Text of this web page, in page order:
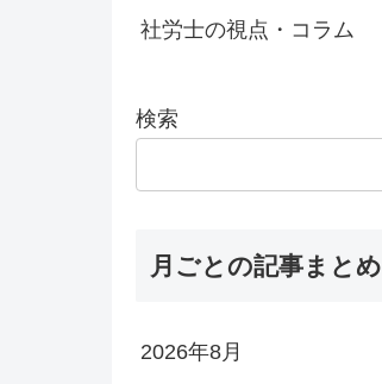
社労士の視点・コラム
検索
月ごとの記事まとめ
2026年8月